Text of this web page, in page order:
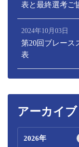
表と最終選考ご
2024年10月03日
第20回ブレース
表
アーカイブ
2026年